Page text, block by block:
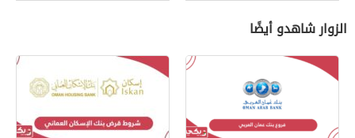
الزوار شاهدو أيضًا